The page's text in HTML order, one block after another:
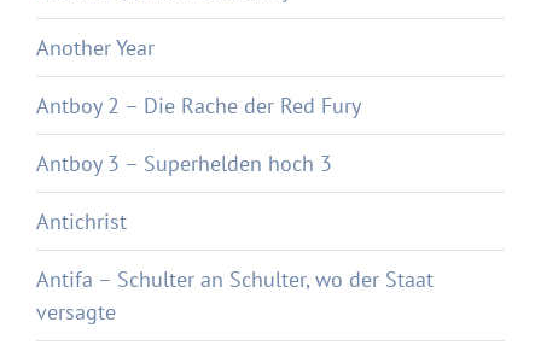
Another Year
Antboy 2 – Die Rache der Red Fury
Antboy 3 – Superhelden hoch 3
Antichrist
Antifa – Schulter an Schulter, wo der Staat
versagte